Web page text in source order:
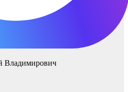
Владимирович